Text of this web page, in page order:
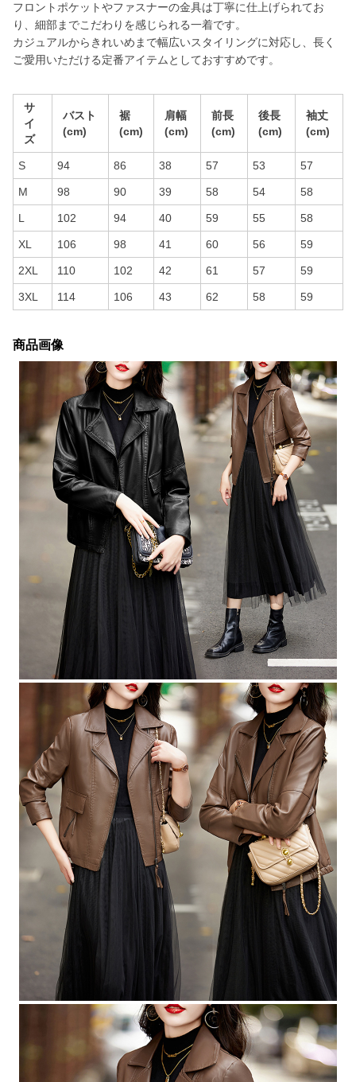
フロントポケットやファスナーの金具は丁寧に仕上げられてお
り、細部までこだわりを感じられる一着です。
カジュアルからきれいめまで幅広いスタイリングに対応し、長く
ご愛用いただける定番アイテムとしておすすめです。
サ
イ
ズ
バスト
(cm)
裾
(cm)
肩幅
(cm)
前長
(cm)
後長
(cm)
袖丈
(cm)
S 94 86 38 57 53 57
M 98 90 39 58 54 58
L 102 94 40 59 55 58
XL 106 98 41 60 56 59
2XL 110 102 42 61 57 59
3XL 114 106 43 62 58 59
商品画像